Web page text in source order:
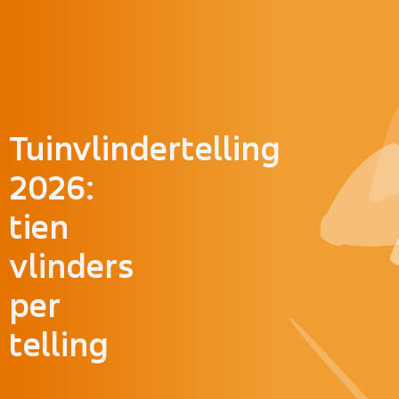
Tuinvlindertelling
2026:
tien
vlinders
per
telling